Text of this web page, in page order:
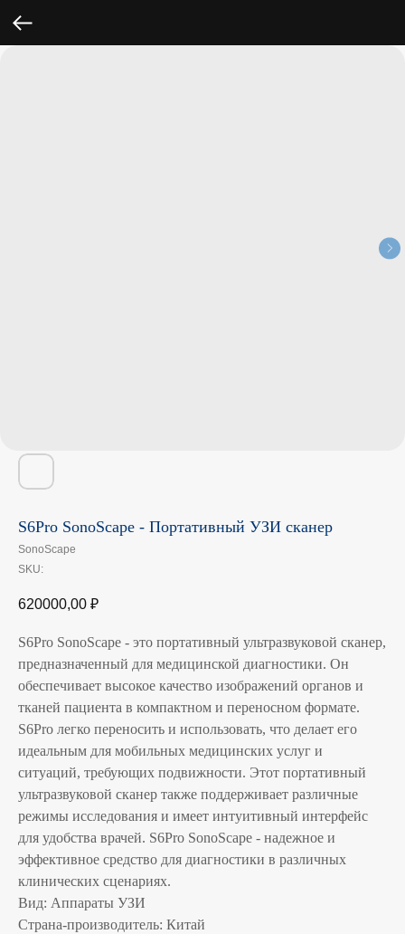
S6Pro SonoScape - Портативный УЗИ сканер
SonoScape
SKU:
620000,00 ₽
S6Pro SonoScape - это портативный ультразвуковой сканер,
предназначенный для медицинской диагностики. Он
обеспечивает высокое качество изображений органов и
тканей пациента в компактном и переносном формате.
S6Pro легко переносить и использовать, что делает его
идеальным для мобильных медицинских услуг и
ситуаций, требующих подвижности. Этот портативный
ультразвуковой сканер также поддерживает различные
режимы исследования и имеет интуитивный интерфейс
для удобства врачей. S6Pro SonoScape - надежное и
эффективное средство для диагностики в различных
клинических сценариях.
Вид: Аппараты УЗИ
Страна-производитель: Китай